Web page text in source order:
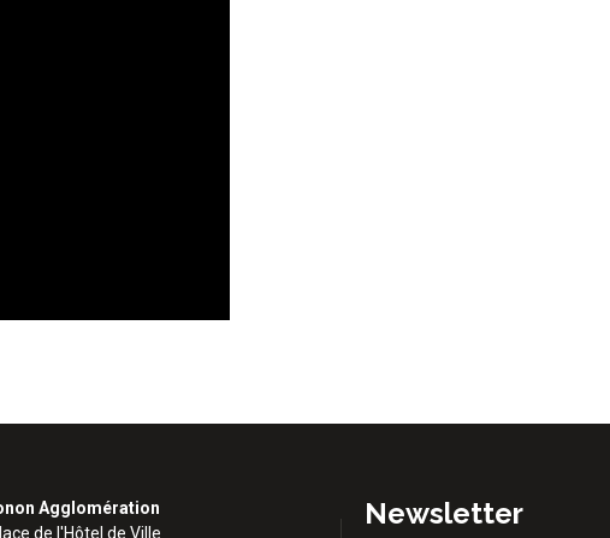
Agglomération
de l'Hôtel de Ville
Newsletter